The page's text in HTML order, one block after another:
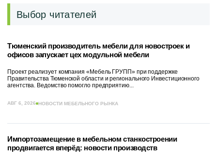
Выбор читателей
Тюменский производитель мебели для новостроек и
офисов запускает цех модульной мебели
Проект реализует компания «Мебель ГРУПП» при поддержке
Правительства Тюменской области и регионального Инвестиционного
агентства. Ведомство помогло предприятию...
АВГ 6, 2026 НОВОСТИ МЕБЕЛЬНОГО РЫНКА
Импортозамещение в мебельном станкостроении
продвигается вперёд: новости производств